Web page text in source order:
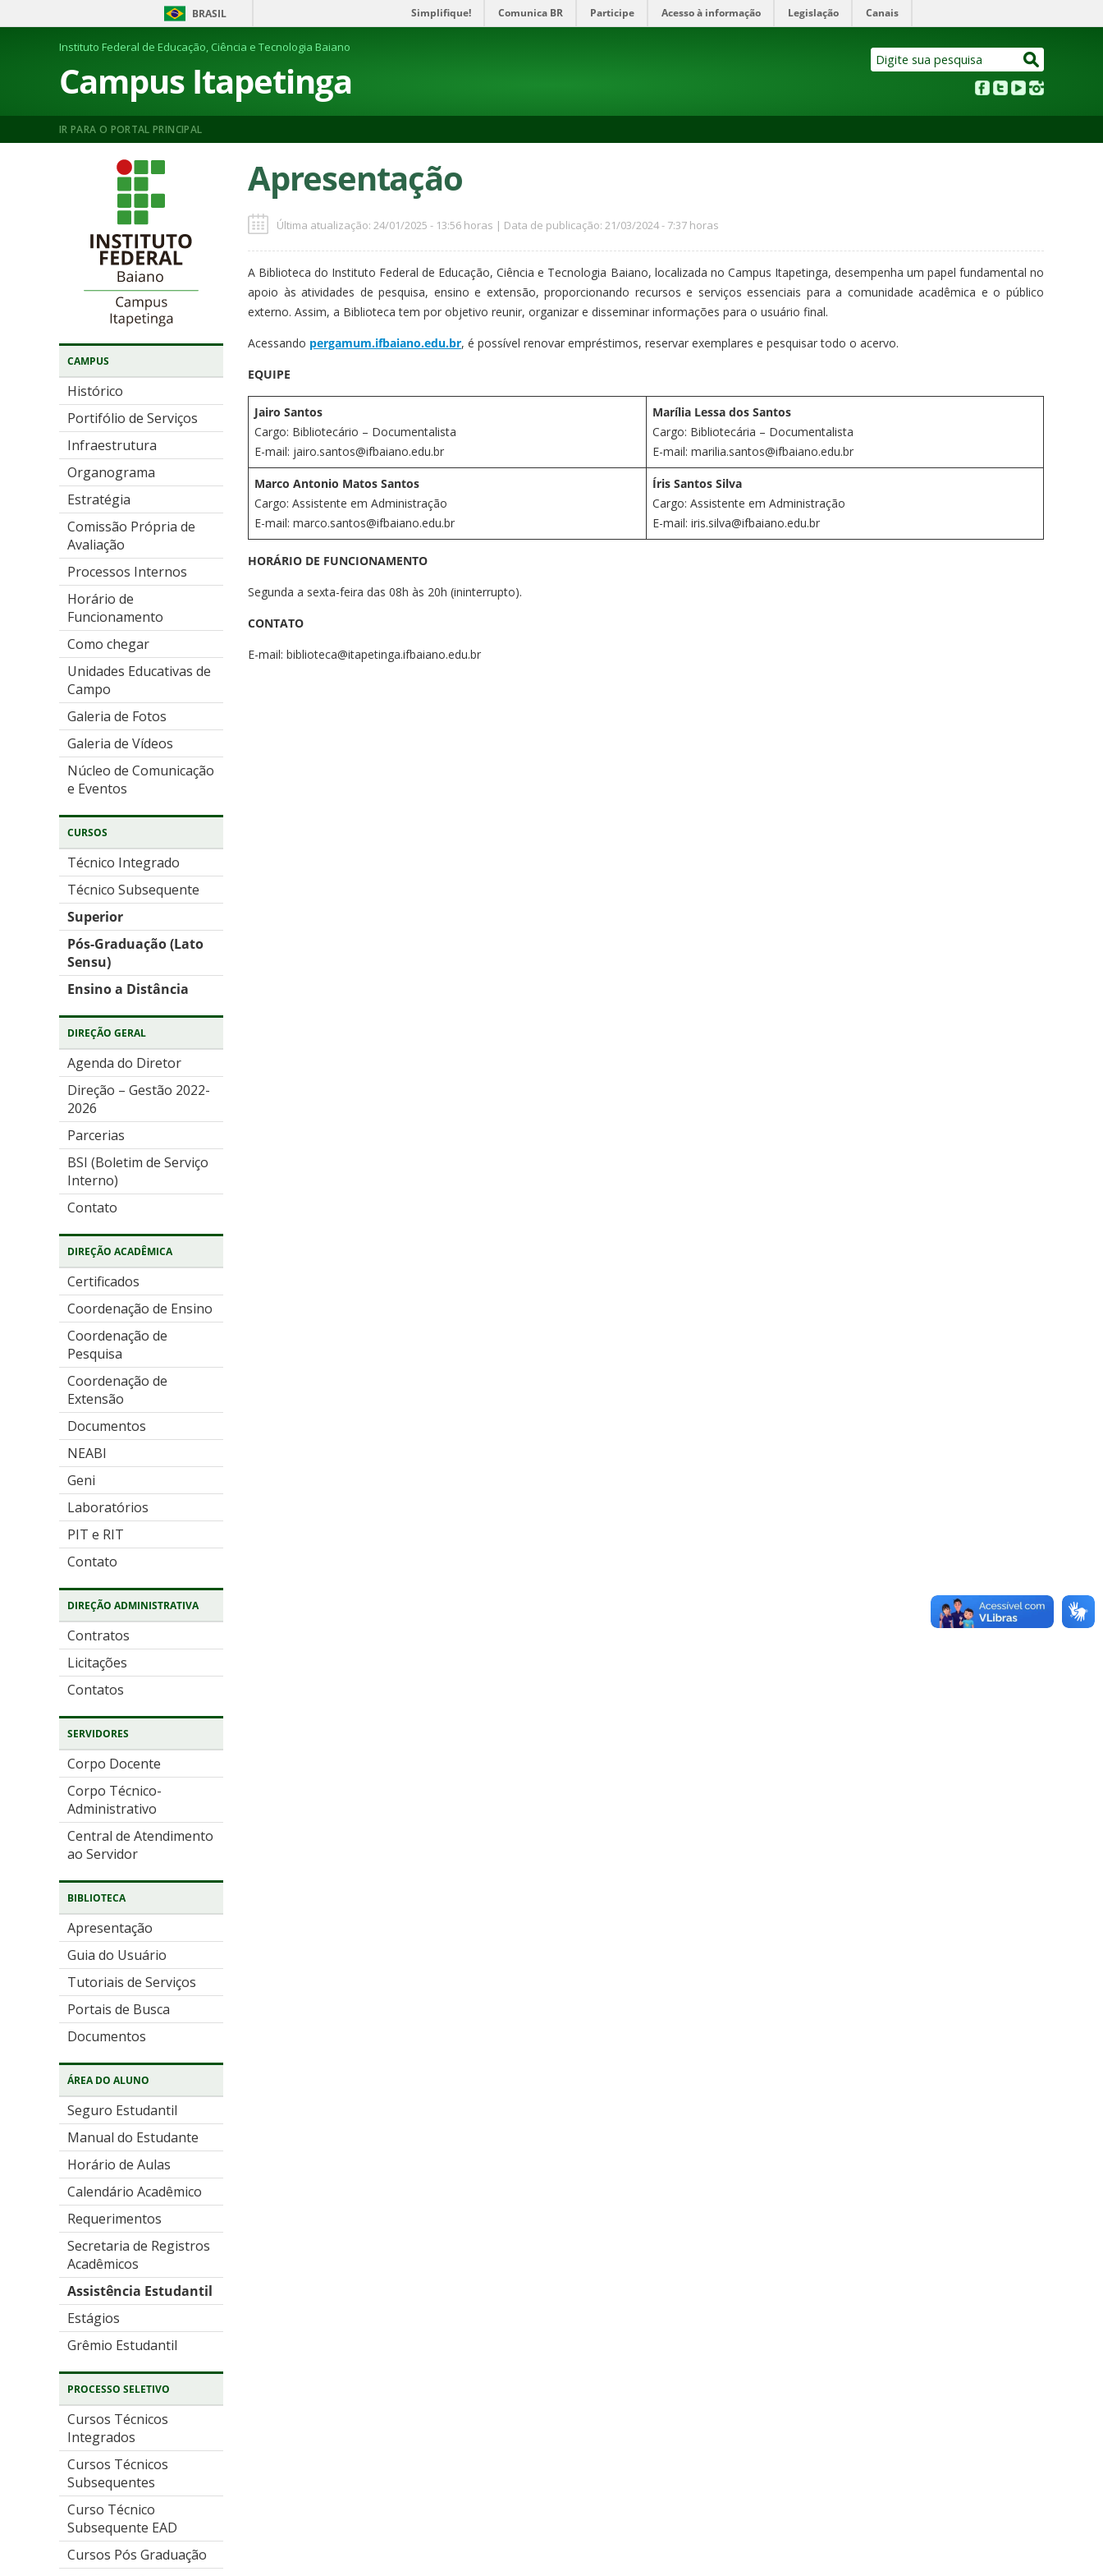
BRASIL Simplifique! Comunica BR Participe Acesso à informação Legislação Canais
Instituto Federal de Educação, Ciência e Tecnologia Baiano
Campus Itapetinga
IR PARA O PORTAL PRINCIPAL
CAMPUS
Histórico
Portifólio de Serviços
Infraestrutura
Organograma
Estratégia
Comissão Própria de
Avaliação
Processos Internos
Horário de
Funcionamento
Como chegar
Unidades Educativas de
Campo
Galeria de Fotos
Galeria de Vídeos
Núcleo de Comunicação
e Eventos
CURSOS
Técnico Integrado
Técnico Subsequente
Superior
Pós-Graduação (Lato
Sensu)
Ensino a Distância
DIREÇÃO GERAL
Agenda do Diretor
Direção – Gestão 2022-
2026
Parcerias
BSI (Boletim de Serviço
Interno)
Contato
DIREÇÃO ACADÊMICA
Certificados
Coordenação de Ensino
Coordenação de
Pesquisa
Coordenação de
Extensão
Documentos
NEABI
Geni
Laboratórios
PIT e RIT
Contato
DIREÇÃO ADMINISTRATIVA
Contratos
Licitações
Contatos
SERVIDORES
Corpo Docente
Corpo Técnico-
Administrativo
Central de Atendimento
ao Servidor
BIBLIOTECA
Apresentação
Guia do Usuário
Tutoriais de Serviços
Portais de Busca
Documentos
ÁREA DO ALUNO
Seguro Estudantil
Manual do Estudante
Horário de Aulas
Calendário Acadêmico
Requerimentos
Secretaria de Registros
Acadêmicos
Assistência Estudantil
Estágios
Grêmio Estudantil
PROCESSO SELETIVO
Cursos Técnicos
Integrados
Cursos Técnicos
Subsequentes
Curso Técnico
Subsequente EAD
Cursos Pós Graduação
Apresentação
Última atualização: 24/01/2025 - 13:56 horas | Data de publicação: 21/03/2024 - 7:37 horas
A Biblioteca do Instituto Federal de Educação, Ciência e Tecnologia Baiano, localizada no Campus Itapetinga, desempenha um papel fundamental no
apoio às atividades de pesquisa, ensino e extensão, proporcionando recursos e serviços essenciais para a comunidade acadêmica e o público
externo. Assim, a Biblioteca tem por objetivo reunir, organizar e disseminar informações para o usuário final.
Acessando pergamum.ifbaiano.edu.br, é possível renovar empréstimos, reservar exemplares e pesquisar todo o acervo.
EQUIPE
Jairo Santos
Cargo: Bibliotecário – Documentalista
E-mail: jairo.santos@ifbaiano.edu.br
Marília Lessa dos Santos
Cargo: Bibliotecária – Documentalista
E-mail: marilia.santos@ifbaiano.edu.br
Marco Antonio Matos Santos
Cargo: Assistente em Administração
E-mail: marco.santos@ifbaiano.edu.br
Íris Santos Silva
Cargo: Assistente em Administração
E-mail: iris.silva@ifbaiano.edu.br
HORÁRIO DE FUNCIONAMENTO
Segunda a sexta-feira das 08h às 20h (ininterrupto).
CONTATO
E-mail: biblioteca@itapetinga.ifbaiano.edu.br